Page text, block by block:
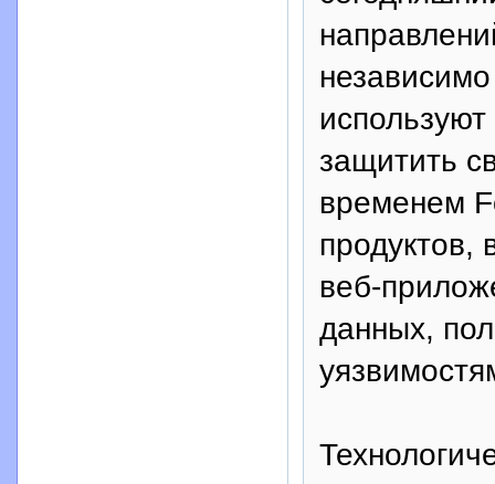
защитить
временем
продуктов,
веб-
данных,